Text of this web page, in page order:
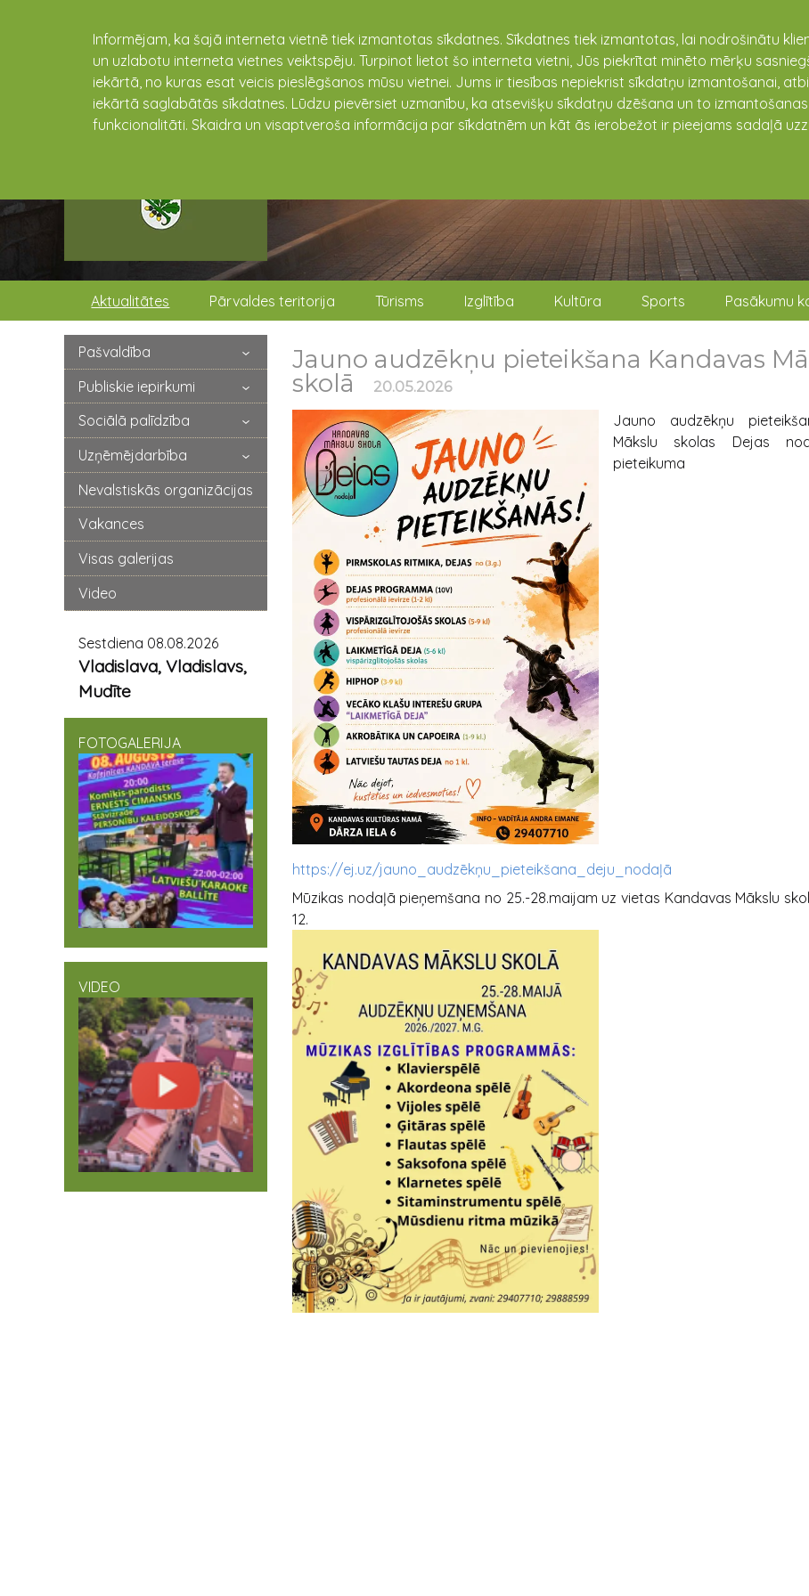
Informējam, ka šajā interneta vietnē tiek izmantotas sīkdatnes. Sīkdatnes tiek izmantotas, lai nodrošinātu
un uzlabotu interneta vietnes veiktspēju. Turpinot lietot šo interneta vietni, Jūs piekrītat minēto mērķu
iekārtā, no kuras esat veicis pieslēgšanos mūsu vietnei. Jums ir tiesības nepiekrist sīkdatņu izmantošanai,
iekārtā saglabātās sīkdatnes. Lūdzu pievērsiet uzmanību, ka atsevišķu sīkdatņu dzēšana un to
funkcionalitāti. Skaidra un visaptveroša informācija par sīkdatnēm un kāt ās ierobežot ir pieejams sadaļā
Aktualitātes Pārvaldes teritorija Tūrisms Izglītība Kultūra Sports Pasākumu
Pašvaldība
Publiskie iepirkumi
Sociālā palīdzība
Uzņēmējdarbība
Nevalstiskās organizācijas
Vakances
Visas galerijas
Video
Sestdiena 08.08.2026
Vladislava, Vladislavs,
Mudīte
FOTOGALERIJA
VIDEO
Jauno audzēkņu pieteikšana Kandavas
skolā
20.05.2026
Jauno audzēkņu
Mākslu skolas Dejas
pieteikuma
https://ej.uz/jauno_audzēkņu_pieteikšana_deju_nodaļā
Mūzikas nodaļā pieņemšana no 25.-28.maijam uz vietas Kandavas Mākslu
12.